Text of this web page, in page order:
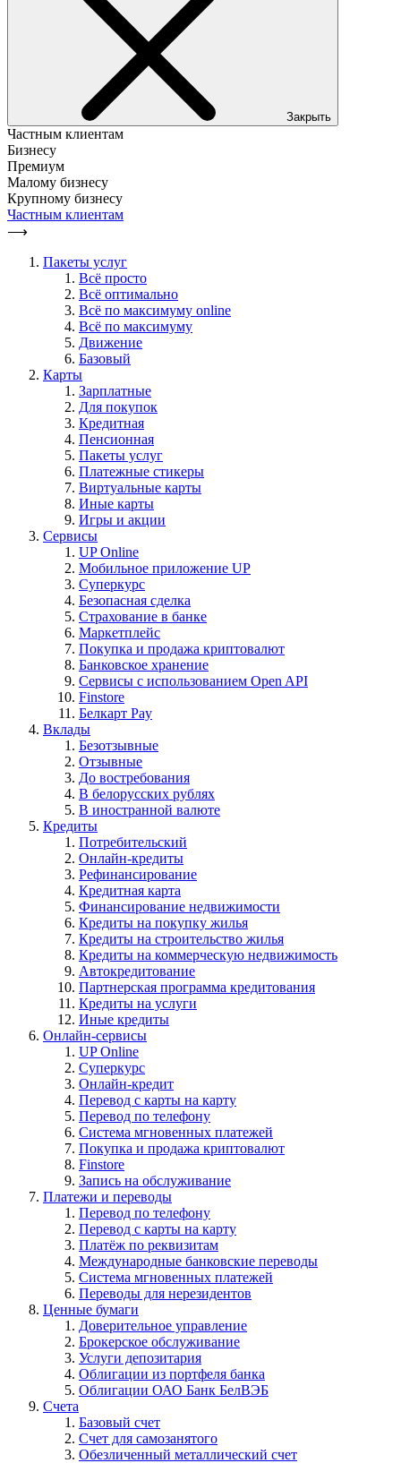
Закрыть
Частным клиентам
Бизнесу
Премиум
Малому бизнесу
Крупному бизнесу
Частным клиентам
⟶
Пакеты услуг
Всё просто
Всё оптимально
Всё по максимуму online
Всё по максимуму
Движение
Базовый
Карты
Зарплатные
Для покупок
Кредитная
Пенсионная
Пакеты услуг
Платежные стикеры
Виртуальные карты
Иные карты
Игры и акции
Сервисы
UP Online
Мобильное приложение UP
Суперкурс
Безопасная сделка
Страхование в банке
Маркетплейс
Покупка и продажа криптовалют
Банковское хранение
Сервисы с использованием Open API
Finstore
Белкарт Pay
Вклады
Безотзывные
Отзывные
До востребования
В белорусских рублях
В иностранной валюте
Кредиты
Потребительский
Онлайн-кредиты
Рефинансирование
Кредитная карта
Финансирование недвижимости
Кредиты на покупку жилья
Кредиты на строительство жилья
Кредиты на коммерческую недвижимость
Автокредитование
Партнерская программа кредитования
Кредиты на услуги
Иные кредиты
Онлайн-сервисы
UP Online
Суперкурс
Онлайн-кредит
Перевод с карты на карту
Перевод по телефону
Система мгновенных платежей
Покупка и продажа криптовалют
Finstore
Запись на обслуживание
Платежи и переводы
Перевод по телефону
Перевод с карты на карту
Платёж по реквизитам
Международные банковские переводы
Система мгновенных платежей
Переводы для нерезидентов
Ценные бумаги
Доверительное управление
Брокерское обслуживание
Услуги депозитария
Облигации из портфеля банка
Облигации ОАО Банк БелВЭБ
Счета
Базовый счет
Счет для самозанятого
Обезличенный металлический счет